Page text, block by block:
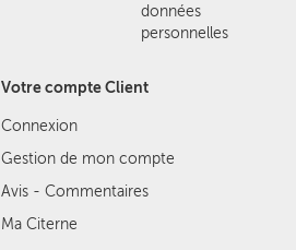
données
personnelles
Votre compte Client
Connexion
Gestion de mon compte
Avis - Commentaires
Ma Citerne